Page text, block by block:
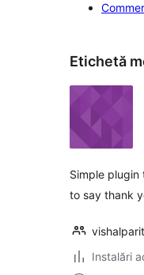
Etichetă
Simple
to say thank
Instalări